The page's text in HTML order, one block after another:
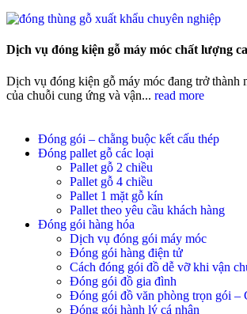
Dịch vụ đóng kiện gỗ máy móc chất lượng
Dịch vụ đóng kiện gỗ máy móc đang trở thành
của chuỗi cung ứng và vận... read more
Đóng gói – chằng buộc kết cấu thép
Đóng pallet gỗ các loại
Pallet gỗ 2 chiều
Pallet gỗ 4 chiều
Pallet 1 mặt gỗ kín
Pallet theo yêu cầu khách hàng
Đóng gói hàng hóa
Dịch vụ đóng gói máy móc
Đóng gói hàng điện tử
Cách đóng gói đồ dễ vỡ khi vận
Đóng gói đồ gia đình
Đóng gói đồ văn phòng trọn gói
Đóng gói hành lý cá nhân